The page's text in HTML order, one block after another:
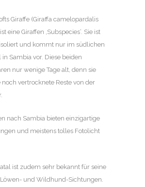
Giraffe (Giraffa camelopardalis
eine Giraffen ‚Subspecies‘. Sie ist
und kommt nur im südlichen
in Sambia vor. Diese beiden
nur wenige Tage alt, denn sie
vertrocknete Reste von der
nach Sambia bieten einzigartige
und meistens tolles Fotolicht
ist zudem sehr bekannt für seine
und Wildhund-Sichtungen.